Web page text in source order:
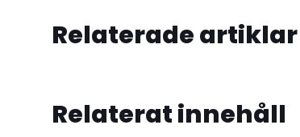
Relaterade artiklar
Relaterat innehåll